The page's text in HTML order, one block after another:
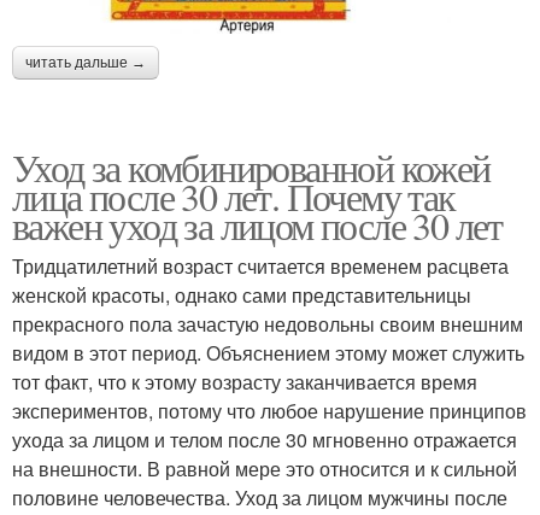
читать дальше →
Уход за комбинированной кожей
лица после 30 лет. Почему так
важен уход за лицом после 30 лет
Тридцатилетний возраст считается временем расцвета
женской красоты, однако сами представительницы
прекрасного пола зачастую недовольны своим внешним
видом в этот период. Объяснением этому может служить
тот факт, что к этому возрасту заканчивается время
экспериментов, потому что любое нарушение принципов
ухода за лицом и телом после 30 мгновенно отражается
на внешности. В равной мере это относится и к сильной
половине человечества. Уход за лицом мужчины после